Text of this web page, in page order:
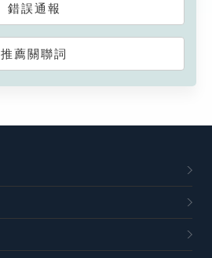
錯誤通報
推薦關聯詞